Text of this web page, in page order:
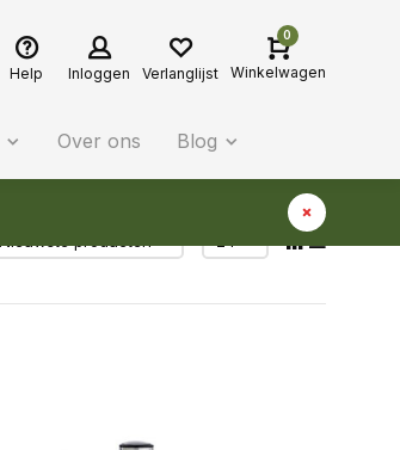
Help Inloggen Verlanglijst
0
Winkelwagen
Over ons Blog